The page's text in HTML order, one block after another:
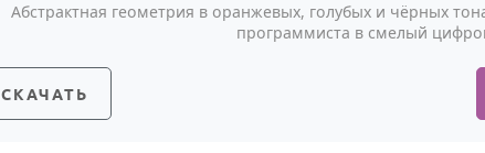
Абстрактная геометрия в оранжевых, голубых и чёрных
программиста в смелый
СКАЧАТЬ